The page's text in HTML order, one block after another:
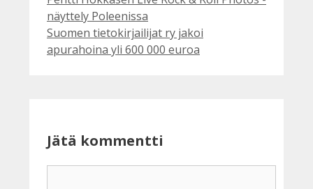
näyttely Poleenissa
Suomen tietokirjailijat ry jakoi
apurahoina yli 600 000 euroa
Jätä kommentti